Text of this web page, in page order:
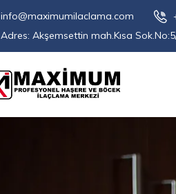
info@maximumilaclama.com
Adres: Akşemsettin mah.Kısa